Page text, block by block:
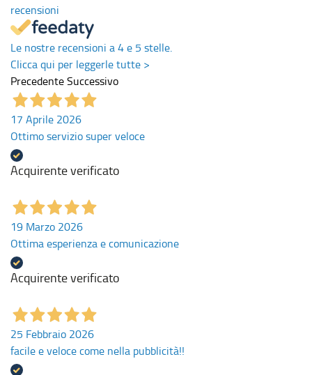
recensioni
Le nostre recensioni a 4 e 5 stelle.
Clicca qui per leggerle tutte >
PrecedenteSuccessivo
17 Aprile 2026
Ottimo servizio super veloce
Acquirente verificato
19 Marzo 2026
Ottima esperienza e comunicazione
Acquirente verificato
25 Febbraio 2026
facile e veloce come nella pubblicità!!